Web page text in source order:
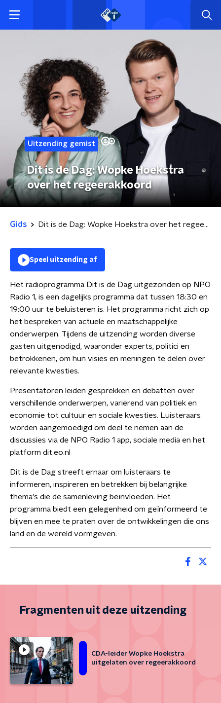
Uitzending gemist
Dit is de Dag: Wopke Hoekstra
over het regeerakkoord
Gids Dit is de Dag: Wopke Hoekstra over het regeerakkoord
Speel uitzending af
Het radioprogramma Dit is de Dag uitgezonden op NPO
Radio 1, is een dagelijks programma dat tussen 18:30 en
19:00 uur te beluisteren is. Het programma richt zich op
het bespreken van actuele en maatschappelijke
onderwerpen. Tijdens de uitzending worden diverse
gasten uitgenodigd, waaronder experts, politici en
betrokkenen, om hun visies en meningen te delen over
relevante kwesties.
Presentatoren leiden gesprekken en debatten over
verschillende onderwerpen, variërend van politiek en
economie tot cultuur en sociale kwesties. Luisteraars
worden aangemoedigd om deel te nemen aan de
discussies via de NPO Radio 1 app, sociale media en het
platform dit.eo.nl
Dit is de Dag streeft ernaar om luisteraars te
informeren, inspireren en betrekken bij belangrijke
thema's die de samenleving beïnvloeden. Het
programma biedt een gelegenheid om geïnformeerd te
blijven en mee te praten over de ontwikkelingen die ons
land en de wereld vormgeven.
Fragmenten uit deze uitzending
CDA-leider Wopke Hoekstra
uitgelaten over regeerakkoord